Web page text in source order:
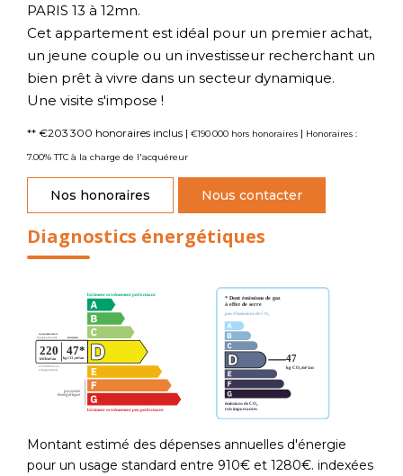
PARIS 13 à 12mn.
Cet appartement est idéal pour un premier achat,
un jeune couple ou un investisseur recherchant un
bien prêt à vivre dans un secteur dynamique.
Une visite s'impose !
** €203 300 honoraires inclus | €190 000 hors honoraires | Honoraires :
7.00% TTC à la charge de l'acquéreur
Nos honoraires Nous contacter
Diagnostics énergétiques
Montant estimé des dépenses annuelles d'énergie
pour un usage standard entre 910€ et 1280€. indexées